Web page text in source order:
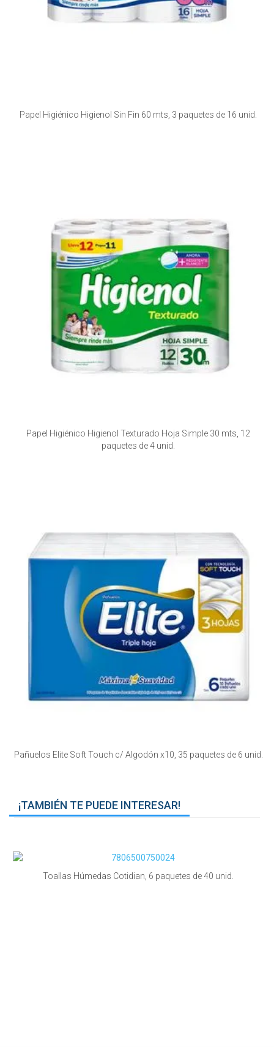
Papel Higiénico Higienol Sin Fin 60 mts, 3 paquetes de 16 unid.
Papel Higiénico Higienol Texturado Hoja Simple 30 mts, 12
paquetes de 4 unid.
Pañuelos Elite Soft Touch c/ Algodón x10, 35 paquetes de 6 unid.
¡TAMBIÉN TE PUEDE INTERESAR!
Toallas Húmedas Cotidian, 6 paquetes de 40 unid.